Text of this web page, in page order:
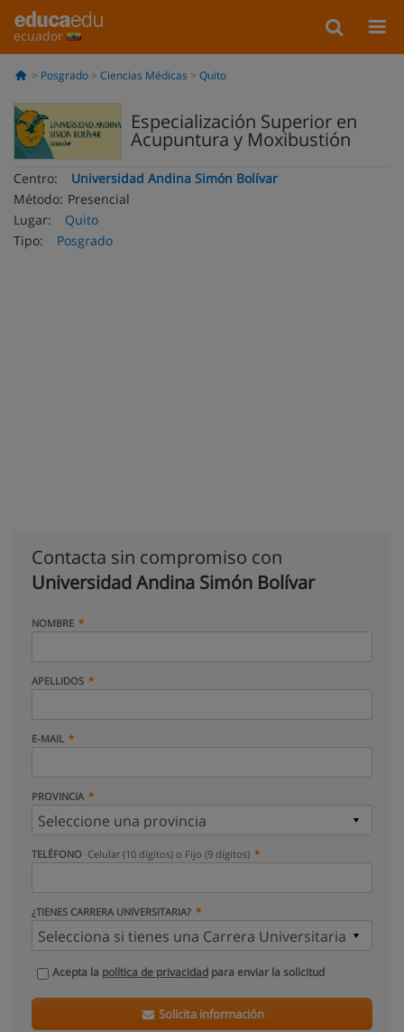
ecuador
Posgrado Ciencias Médicas Quito
Especialización Superior en
Acupuntura y Moxibustión
Centro:
Universidad Andina Simón Bolívar
Método: Presencial
Lugar:
Quito
Tipo:
Posgrado
Contacta sin compromiso con
Universidad Andina Simón Bolívar
NOMBRE
APELLIDOS
E-MAIL
PROVINCIA
TELÉFONO Celular (10 dígitos) o Fijo (9 dígitos)
¿TIENES CARRERA UNIVERSITARIA?
Acepta la política de privacidad para enviar la solicitud
Solicita información